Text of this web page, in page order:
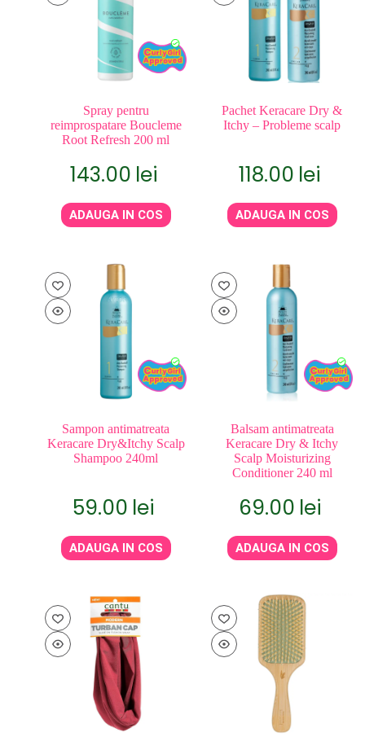
Spray pentru
reimprospatare Boucleme
Root Refresh 200 ml
143.00 lei
ADAUGA IN COS
Pachet Keracare Dry &
Itchy – Probleme scalp
118.00 lei
ADAUGA IN COS
Sampon antimatreata
Keracare Dry&Itchy Scalp
Shampoo 240ml
59.00 lei
ADAUGA IN COS
Balsam antimatreata
Keracare Dry & Itchy
Scalp Moisturizing
Conditioner 240 ml
69.00 lei
ADAUGA IN COS